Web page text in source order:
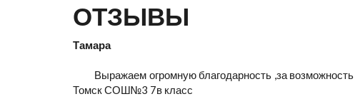
ОТЗЫВЫ
Тамара
Выражаем огромную благодарность ,за
Томск СОШ№3 7в класс